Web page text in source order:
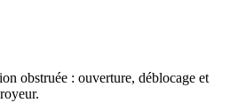
obstruée : ouverture, déblocage et